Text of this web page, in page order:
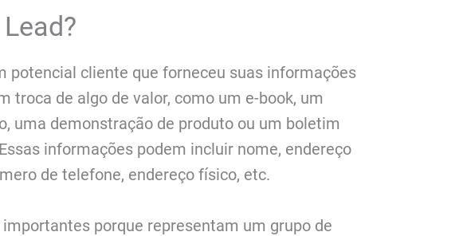
potencial cliente que forneceu suas informações
troca de algo de valor, como um e-book, um
uma demonstração de produto ou um boletim
informações podem incluir nome, endereço
de telefone, endereço físico, etc.
importantes porque representam um grupo de